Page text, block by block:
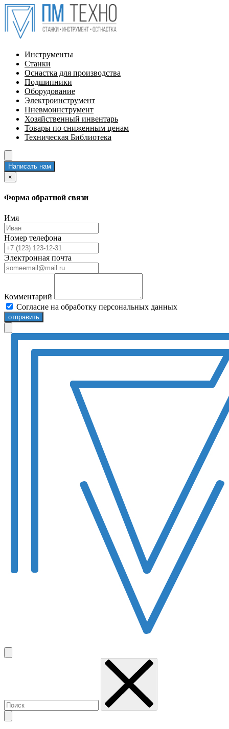
Инструменты
Станки
Оснастка для производства
Подшипники
Оборудование
Электроинструмент
Пневмоинструмент
Хозяйственный инвентарь
Товары по сниженным ценам
Техническая Библиотека
Написать нам
×
Форма обратной связи
Имя
Номер телефона
Электронная почта
Комментарий
Согласие на обработку персональных данных
отправить